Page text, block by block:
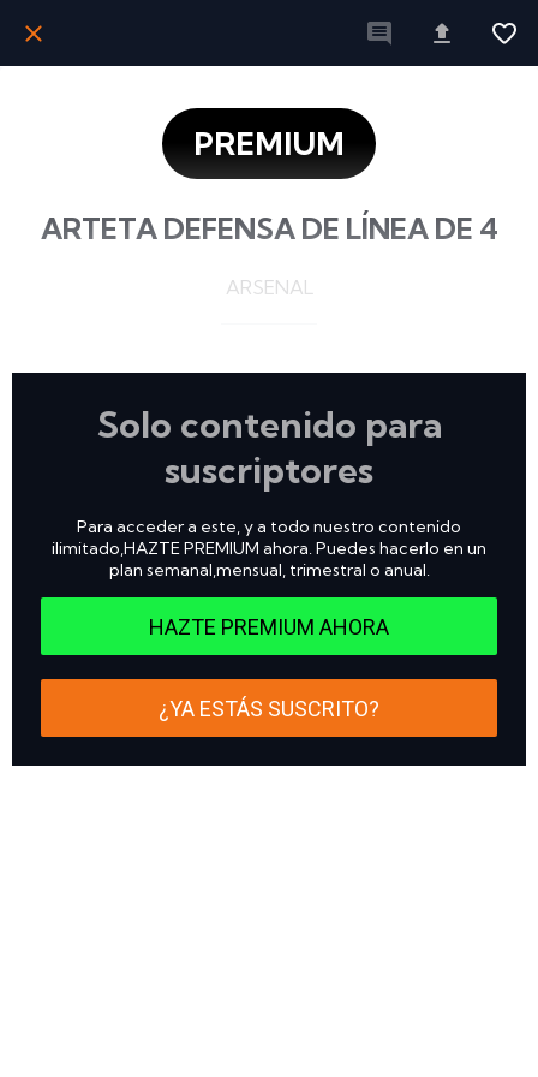
PREMIUM
ARTETA DEFENSA DE LÍNEA DE 4
ARSENAL
Solo contenido para
suscriptores
Para acceder a este, y a todo nuestro contenido
ilimitado,HAZTE PREMIUM ahora. Puedes hacerlo en un
plan semanal,mensual, trimestral o anual.
HAZTE PREMIUM AHORA
¿YA ESTÁS SUSCRITO?